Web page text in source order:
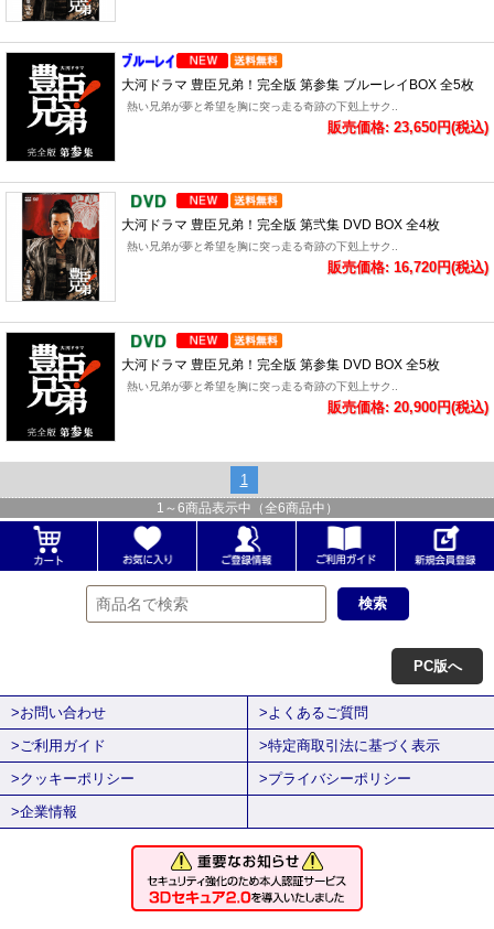
大河ドラマ 豊臣兄弟！完全版 第参集 ブルーレイBOX 全5枚
熱い兄弟が夢と希望を胸に突っ走る奇跡の下剋上サク..
販売価格: 23,650円(税込)
大河ドラマ 豊臣兄弟！完全版 第弐集 DVD BOX 全4枚
熱い兄弟が夢と希望を胸に突っ走る奇跡の下剋上サク..
販売価格: 16,720円(税込)
大河ドラマ 豊臣兄弟！完全版 第参集 DVD BOX 全5枚
熱い兄弟が夢と希望を胸に突っ走る奇跡の下剋上サク..
販売価格: 20,900円(税込)
1
1 ～ 6商品表示中（全6商品中）
PC版へ
>お問い合わせ
>よくあるご質問
>ご利用ガイド
>特定商取引法に基づく表示
>クッキーポリシー
>プライバシーポリシー
>企業情報